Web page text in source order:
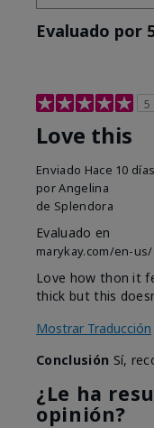
Evaluado por
5
Love this
Enviado Hace 10 días
porAngelina
de Splendora
Evaluado en
marykay.com/en-us/
Love how thon it
thick but this
Mostrar Traducción
Conclusión Sí,
¿Le ha
opinión?